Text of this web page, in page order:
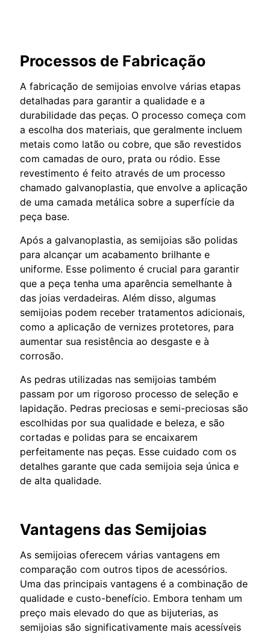
Processos de Fabricação
A fabricação de semijoias envolve várias etapas
detalhadas para garantir a qualidade e a
durabilidade das peças. O processo começa com
a escolha dos materiais, que geralmente incluem
metais como latão ou cobre, que são revestidos
com camadas de ouro, prata ou ródio. Esse
revestimento é feito através de um processo
chamado galvanoplastia, que envolve a aplicação
de uma camada metálica sobre a superfície da
peça base.
Após a galvanoplastia, as semijoias são polidas
para alcançar um acabamento brilhante e
uniforme. Esse polimento é crucial para garantir
que a peça tenha uma aparência semelhante à
das joias verdadeiras. Além disso, algumas
semijoias podem receber tratamentos adicionais,
como a aplicação de vernizes protetores, para
aumentar sua resistência ao desgaste e à
corrosão.
As pedras utilizadas nas semijoias também
passam por um rigoroso processo de seleção e
lapidação. Pedras preciosas e semi-preciosas são
escolhidas por sua qualidade e beleza, e são
cortadas e polidas para se encaixarem
perfeitamente nas peças. Esse cuidado com os
detalhes garante que cada semijoia seja única e
de alta qualidade.
Vantagens das Semijoias
As semijoias oferecem várias vantagens em
comparação com outros tipos de acessórios.
Uma das principais vantagens é a combinação de
qualidade e custo-benefício. Embora tenham um
preço mais elevado do que as bijuterias, as
semijoias são significativamente mais acessíveis